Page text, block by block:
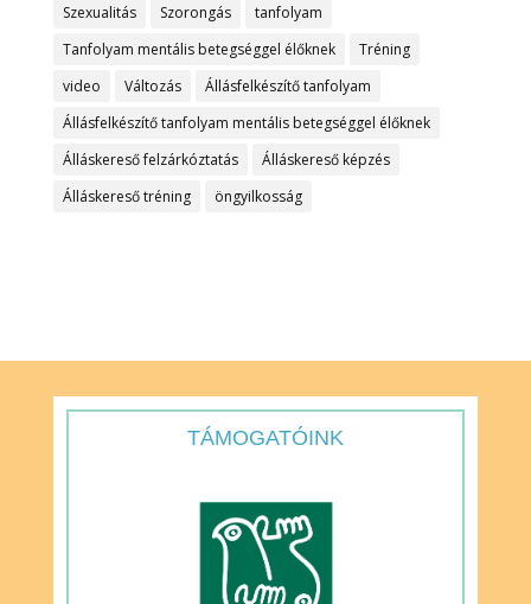
Szexualitás
Szorongás
tanfolyam
Tanfolyam mentális betegséggel élőknek
Tréning
video
Változás
Állásfelkészítő tanfolyam
Állásfelkészítő tanfolyam mentális betegséggel élőknek
Álláskereső felzárkóztatás
Álláskereső képzés
Álláskereső tréning
öngyilkosság
TÁMOGATÓINK